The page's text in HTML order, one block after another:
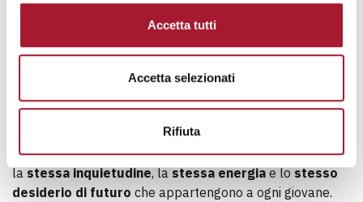
Accetta tutti
Accetta selezionati
Rifiuta
convivenza autenticamente umana.
Penso, ad esempio, ai moltiminori stranieri non
che oggi incontriamo nelle nostre città.
comporta. Ma sarebbe altrettanto sbagliato fermarsi a
uno sguardo che vede in questi ragazzi soltanto un
problema, perché sonoadolescentiche portano dentro
lastessa inquietudine, lastessa energiae lostesso
desiderio di futuro che appartengono a ogni giovane.